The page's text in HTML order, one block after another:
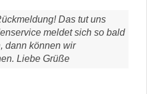
Das tut uns
meldet sich so bald
dann können wir
Liebe Grüße